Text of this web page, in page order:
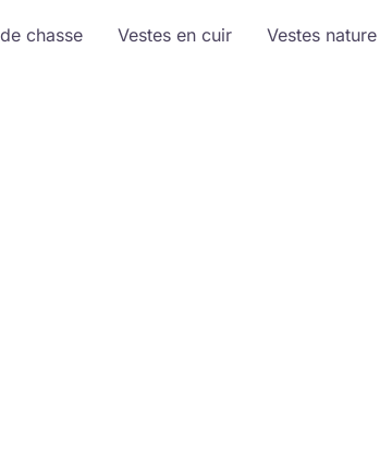
chasse Vestes en cuir Vestes nature